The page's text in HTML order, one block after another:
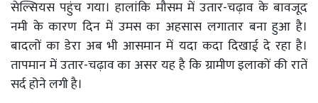
सेल्सियस पहुंच गया। हालांकि मौसम में उतार-चढ़ाव के बावजूद
नमी के कारण दिन में उमस का अहसास लगातार बना हुआ है।
बादलों का डेरा अब भी आसमान में यदा कदा दिखाई दे रहा है।
तापमान में उतार-चढ़ाव का असर यह है कि ग्रामीण इलाकों की रातें
सर्द होने लगी है।